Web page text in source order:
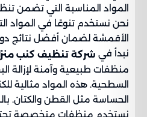
المواد المناسبة التي تضمن
نحن نستخدم تنوعًا في المواد
الأقمشة لضمان أفضل نتائج
نبدأ في شركة تنظيف كنب
منظفات طبيعية وآمنة لإزالة
السطحية. هذه المواد مثالية
الحساسة مثل القطن والكتان.
نستخدم منظفات متخصصة